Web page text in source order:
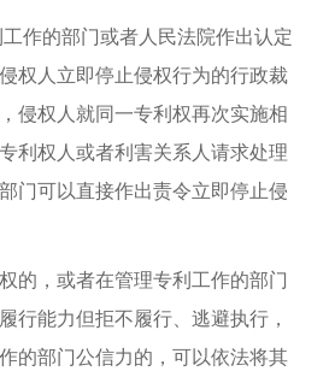
作的部门或者人民法院作出认定
权人立即停止侵权行为的行政裁
侵权人就同一专利权再次实施相
利权人或者利害关系人请求处理
门可以直接作出责令立即停止侵
的，或者在管理专利工作的部门
行能力但拒不履行、逃避执行，
的部门公信力的，可以依法将其